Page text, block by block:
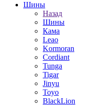
Шины
Назад
Шины
Кама
Leao
Kormoran
Cordiant
Tunga
Tigar
Jinyu
Toyo
BlackLion